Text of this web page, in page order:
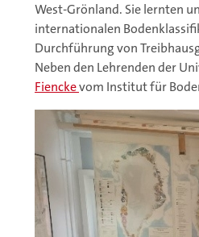
West-Grönland. Sie lernten
internationalen
Durchführung von
Neben den Lehrenden der
Fienckevom Institut für